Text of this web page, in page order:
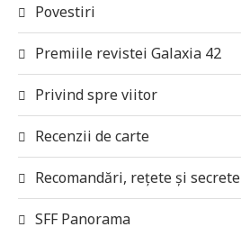
Povestiri
Premiile revistei Galaxia 42
Privind spre viitor
Recenzii de carte
Recomandări, rețete și secrete
SFF Panorama